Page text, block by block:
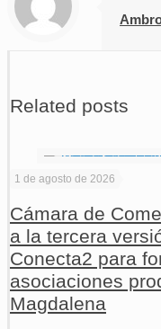
Related posts
1 de agosto de 2026
Cámara de
a la tercera
Conecta2 para
asociaciones
Magdalena